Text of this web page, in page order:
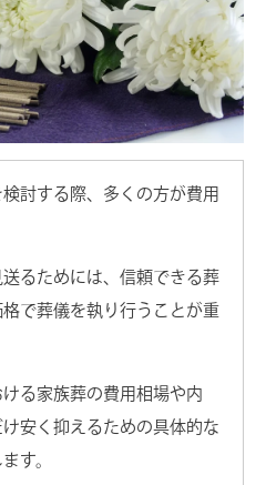
もと
討する際、多くの方が費用
るためには、信頼できる葬
で葬儀を執り行うことが重
る家族葬の費用相場や内
安く抑えるための具体的な
す。